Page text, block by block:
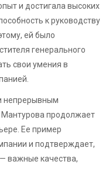
и достигала высоких
к руководству
ей было
генерального
свои умения в
непрерывным
продолжает
Ее пример
и подтверждает,
важные качества,